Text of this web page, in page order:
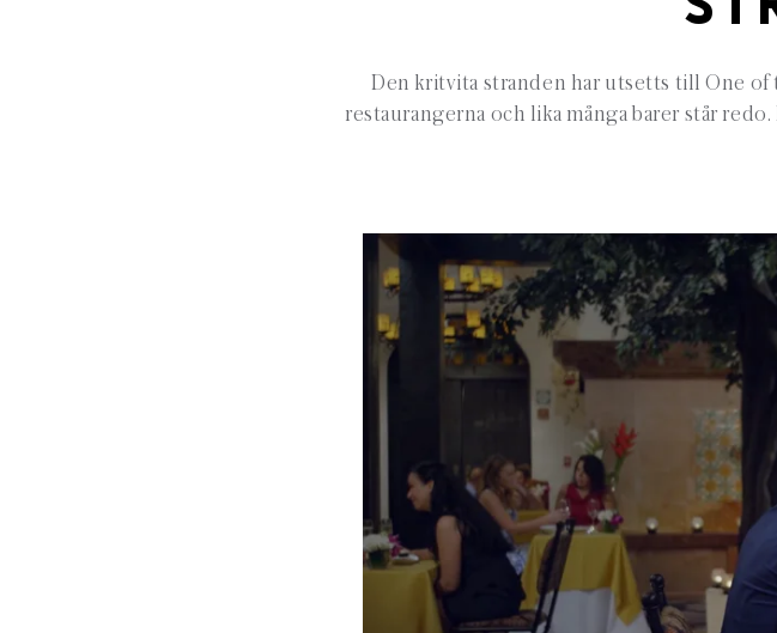
Den kritvita stranden har utsetts till One of
restaurangerna och lika många barer står